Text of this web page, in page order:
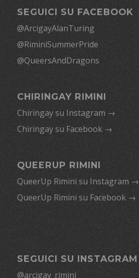
SEGUICI SU FACEBOOK
@ArcigayAlanTuring
@RiminiSummerPride
@QueersAndDragons
CHIRINGAY RIMINI
Chiringay su Instagram →
Chiringay su Facebook →
QUEERUP RIMINI
QueerUp Rimini su Instagram →
QueerUp Rimini su Facebook →
SEGUICI SU INSTAGRAM
@arcigay_rimini